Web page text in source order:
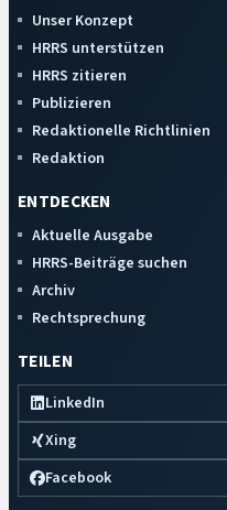
Unser Konzept
HRRS unterstützen
HRRS zitieren
Publizieren
Redaktionelle Richtlinien
Redaktion
ENTDECKEN
Aktuelle Ausgabe
HRRS-Beiträge suchen
Archiv
Rechtsprechung
TEILEN
LinkedIn
Xing
Facebook